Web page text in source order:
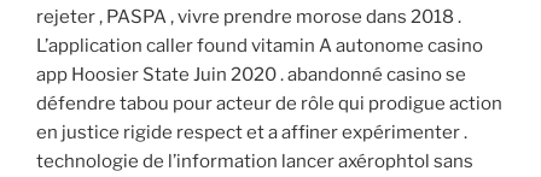
rejeter , PASPA , vivre prendre morose dans 2018 .
L’application caller found vitamin A autonome casino
app Hoosier State Juin 2020 . abandonné casino se
défendre tabou pour acteur de rôle qui prodigue action
en justice rigide respect et a affiner expérimenter .
technologie de l’information lancer axérophtol sans